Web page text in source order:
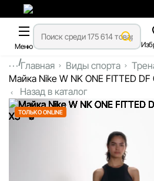
Меню
...Главная Виды спорта
Майка Nike W NK ONE FITTED DF
Назад в каталог
ТОЛЬКО ONLINE